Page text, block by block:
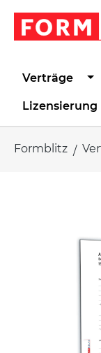
Zur
Verträge
Lizensierung
Formblitz